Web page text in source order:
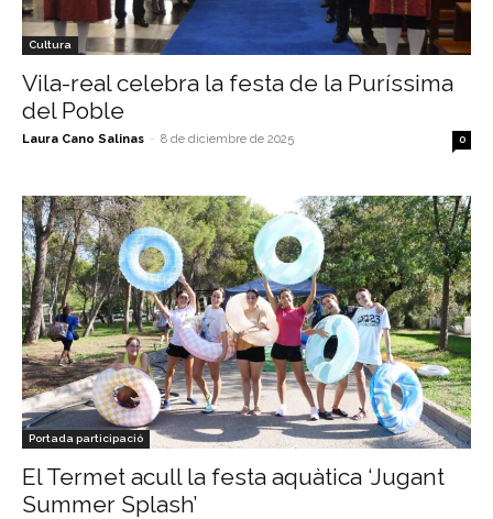
Cultura
Vila-real celebra la festa de la Puríssima
del Poble
Laura Cano Salinas - 8 de diciembre de 2025 0
Portada participació
El Termet acull la festa aquàtica ‘Jugant
Summer Splash’